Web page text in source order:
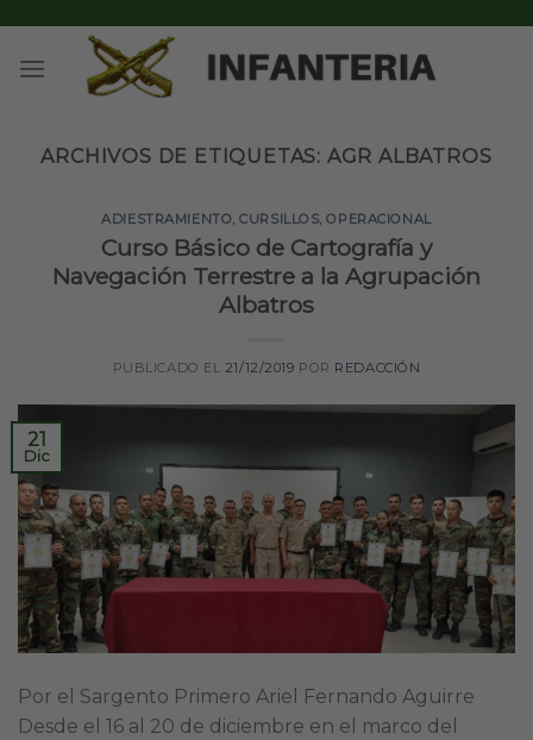
content
ARCHIVOS DE ETIQUETAS: AGR ALBATROS
ADIESTRAMIENTO,CURSILLOS,OPERACIONAL
Curso Básico de Cartografía y
Navegación Terrestre a la Agrupación
Albatros
PUBLICADO EL 21/12/2019 POR REDACCIÓN
21
Dic
Por el Sargento Primero Ariel Fernando Aguirre
Desde el 16 al 20 de diciembre en el marco del